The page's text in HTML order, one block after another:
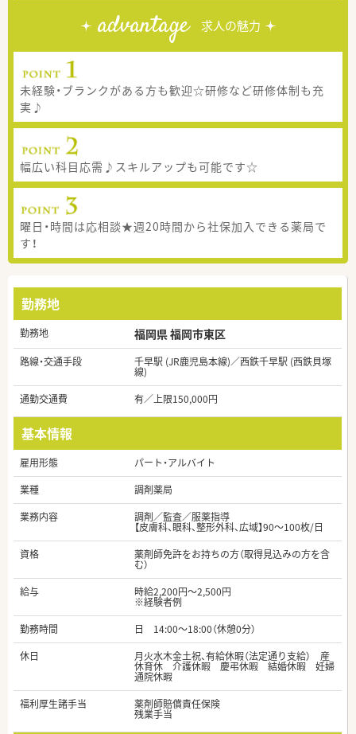
advantage 求人の魅力
未経験・ブランクがある方も歓迎☆研修など研修体制も充
実♪
幅広い科目応需♪スキルアップも可能です☆
曜日・時間は応相談★週20時間から社保加入できる薬局で
す！
勤務地
勤務地 福岡県 福岡市東区
路線・交通手段 千早駅 (JR鹿児島本線)／西鉄千早駅 (西鉄貝塚
線)
通勤交通費
有／上限150,000円
基本情報
雇用形態
パート・アルバイト
業種
調剤薬局
業務内容
調剤／監査／服薬指導
【皮膚科、眼科、整形外科、広域】90～100枚/日
資格
薬剤師免許をお持ちの方（取得見込みの方を含
む）
給与
時給2,200円～2,500円
※経験者例
勤務時間
日 14:00～18:00（休憩0分）
休日
月火水木金土祝、有給休暇（法定通り支給） 産
休育休 介護休暇 慶弔休暇 結婚休暇 妊婦
通院休暇
福利厚生諸手当
薬剤師賠償責任保険
残業手当